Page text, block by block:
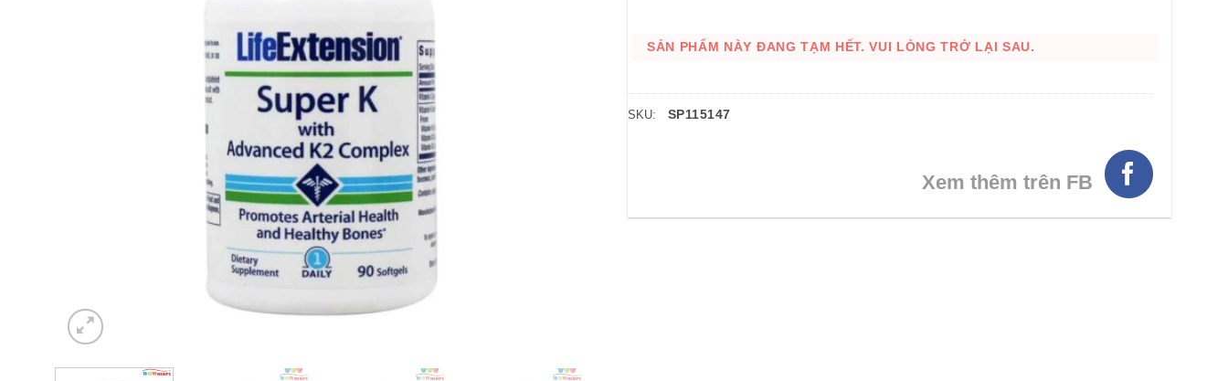
SẢN PHẨM NÀY ĐANG TẠM HẾT. VUI LÒNG TRỞ LẠI SAU.
SKU: SP115147
Xem thêm trên FB